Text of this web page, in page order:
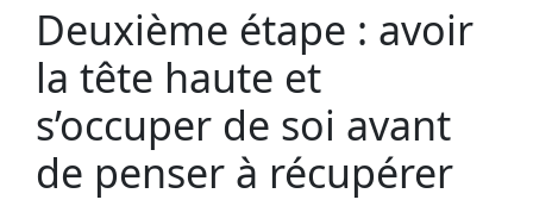
Deuxième étape : avoir
la tête haute et
s’occuper de soi avant
de penser à récupérer